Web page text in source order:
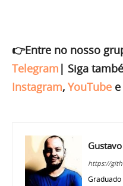
👉Entre no nosso
Telegram | Siga
Instagram, YouTube e
https://
Graduado